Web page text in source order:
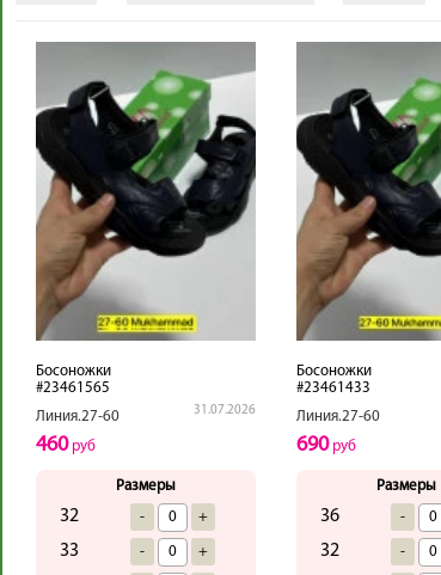
Босоножки
#23461565
Линия.27-60
31.07.2026
460руб
Размеры
32 - +
33 - +
Босоножки
#23461433
Линия.27-60
690руб
Размеры
36 -
32 -